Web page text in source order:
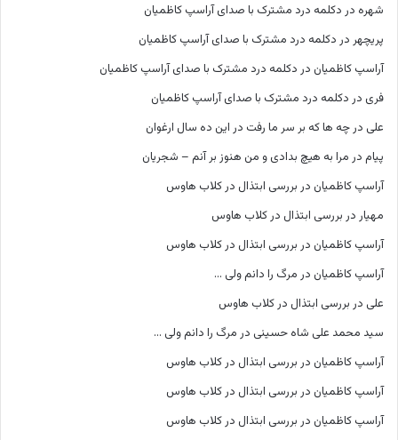
شهره در دکلمه درد مشترک با صدای آراسپ کاظمیان
پریچهر در دکلمه درد مشترک با صدای آراسپ کاظمیان
آراسپ کاظمیان در دکلمه درد مشترک با صدای آراسپ کاظمیان
فری در دکلمه درد مشترک با صدای آراسپ کاظمیان
علی در چه ها که بر سر ما رفت در این ده سال ارغوان
پیام در مرا به هیچ بدادی و من هنوز بر آنم – شجریان
آراسپ کاظمیان در بررسی ابتذال در کلاب هاوس
مهیار در بررسی ابتذال در کلاب هاوس
آراسپ کاظمیان در بررسی ابتذال در کلاب هاوس
آراسپ کاظمیان در مرگ را دانم ولی …
علی در بررسی ابتذال در کلاب هاوس
سید محمد علی شاه حسینی در مرگ را دانم ولی …
آراسپ کاظمیان در بررسی ابتذال در کلاب هاوس
آراسپ کاظمیان در بررسی ابتذال در کلاب هاوس
آراسپ کاظمیان در بررسی ابتذال در کلاب هاوس